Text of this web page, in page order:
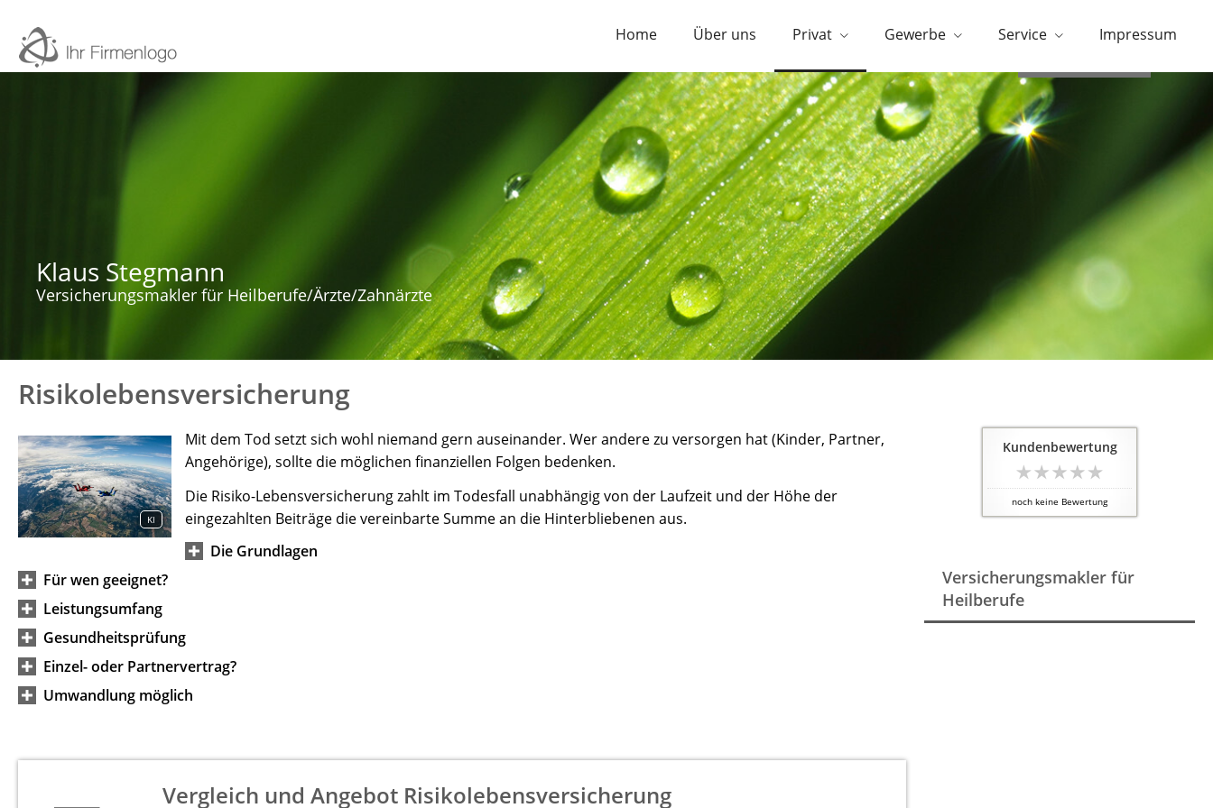
Home Über uns Privat Gewerbe Service Impressum
Klaus Stegmann
Versicherungsmakler für Heilberufe/Ärzte/Zahnärzte
Kundenbewertung
noch keine Bewertung
Versicherungsmakler für
Heilberufe
Risikolebensversicherung
KI
Mit dem Tod setzt sich wohl niemand gern auseinander. Wer andere zu versorgen hat (Kinder, Partner,
Angehörige), sollte die möglichen finanziellen Folgen bedenken.
Die Risiko-Lebensversicherung zahlt im Todesfall unabhängig von der Laufzeit und der Höhe der
eingezahlten Beiträge die vereinbarte Summe an die Hinterbliebenen aus.
Die Grundlagen
Für wen geeignet?
Leistungsumfang
Gesundheitsprüfung
Einzel- oder Partnervertrag?
Umwandlung möglich
Vergleich und Angebot Risikolebensversicherung